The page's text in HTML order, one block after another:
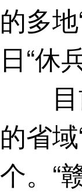
的多
日“休兵
目
的省
个。“